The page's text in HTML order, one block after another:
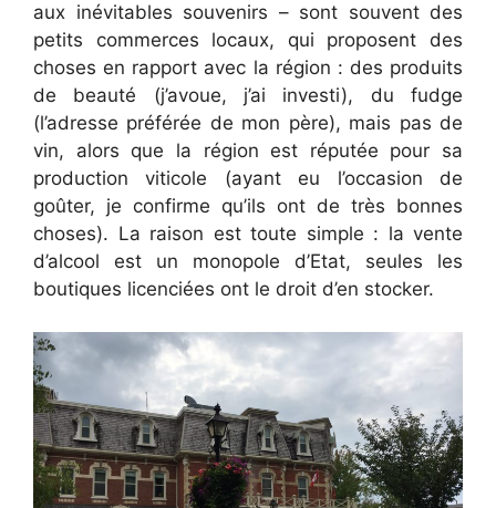
aux inévitables souvenirs – sont souvent des
petits commerces locaux, qui proposent des
choses en rapport avec la région : des produits
de beauté (j’avoue, j’ai investi), du fudge
(l’adresse préférée de mon père), mais pas de
vin, alors que la région est réputée pour sa
production viticole (ayant eu l’occasion de
goûter, je confirme qu’ils ont de très bonnes
choses). La raison est toute simple : la vente
d’alcool est un monopole d’Etat, seules les
boutiques licenciées ont le droit d’en stocker.